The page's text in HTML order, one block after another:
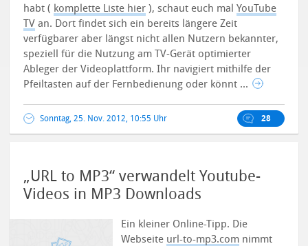
habt ( komplette Liste hier ), schaut euch malYouTube
TV an. Dort findet sich ein bereits längere Zeit
verfügbarer aber längst nicht allen Nutzern bekannter,
speziell für die Nutzung am TV-Gerät optimierter
Ableger der Videoplattform. Ihr navigiert mithilfe der
Pfeiltasten auf der Fernbedienung oder könnt ...
Sonntag, 25. Nov. 2012, 10:55 Uhr 28
„URL to MP3“ verwandelt Youtube-
Videos in MP3 Downloads
Ein kleiner Online-Tipp. Die
Webseite url-to-mp3.com nimmt